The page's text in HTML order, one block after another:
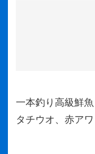
一本釣り高級鮮
タチウオ、赤ア